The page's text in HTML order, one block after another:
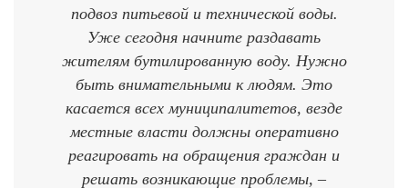
подвоз питьевой и технической воды.
Уже сегодня начните раздавать
жителям бутилированную воду. Нужно
быть внимательными к людям. Это
касается всех муниципалитетов, везде
местные власти должны оперативно
реагировать на обращения граждан и
решать возникающие проблемы, –